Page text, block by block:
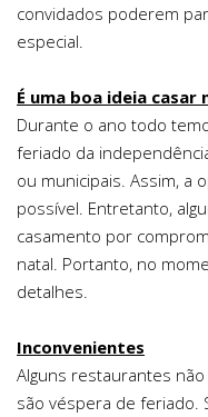
convidados poderem
especial.
É uma boa ideia casar
Durante o ano todo
feriado da
ou municipais. Assim, a
possível. Entretanto,
casamento por
natal. Portanto, no
detalhes.
Inconvenientes
Alguns restaurantes
são véspera de feriado.